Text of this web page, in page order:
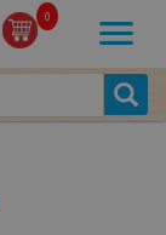
0